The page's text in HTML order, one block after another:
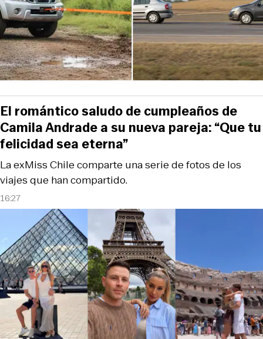
16:27
La exMiss Chile comparte una serie de fotos de los
viajes que han compartido.
El romántico saludo de cumpleaños de
Camila Andrade a su nueva pareja: “Que tu
felicidad sea eterna”